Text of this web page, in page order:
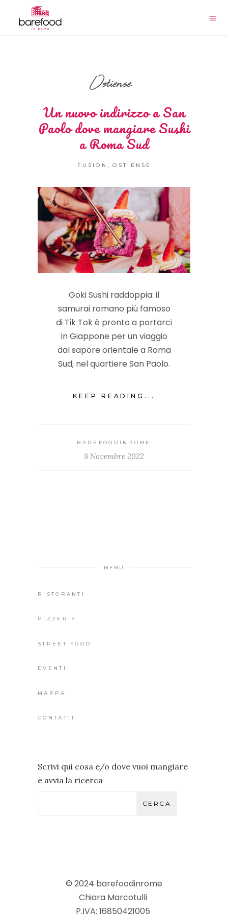
Ostiense
Un nuovo indirizzo a San
Paolo dove mangiare Sushi
a Roma Sud
FUSION OSTIENSE
Goki Sushi raddoppia: il
samurai romano più famoso
di Tik Tok è pronto a portarci
in Giappone per un viaggio
dal sapore orientale a Roma
Sud, nel quartiere San Paolo.
KEEP READING...
BAREFOODINROME
8 Novembre 2022
MENU
RISTORANTI
PIZZERIE
STREET FOOD
EVENTI
MAPPA
CONTATTI
Scrivi qui cosa e/o dove vuoi mangiare
e avvia la ricerca
CERCA
© 2024 barefoodinrome
Chiara Marcotulli
P.IVA: 16850421005